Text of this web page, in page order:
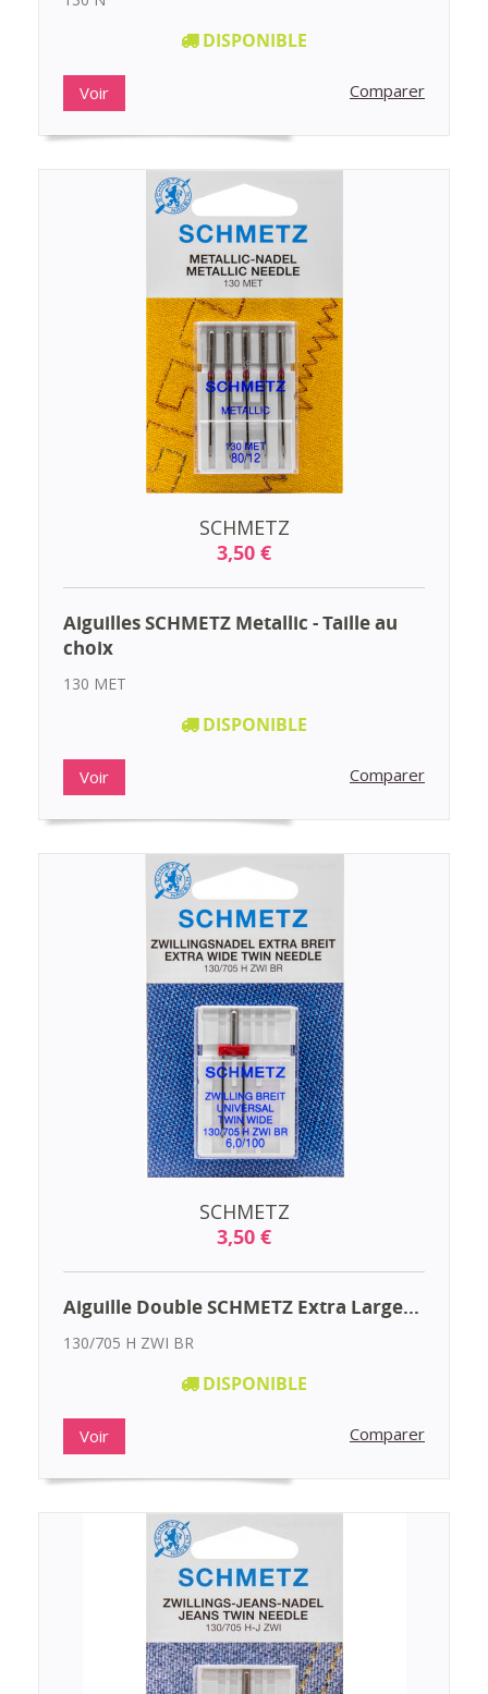
DISPONIBLE
Voir Comparer
SCHMETZ
3,50 €
Aiguilles SCHMETZ Metallic - Taille au
choix
130 MET
DISPONIBLE
Voir Comparer
SCHMETZ
3,50 €
Aiguille Double SCHMETZ Extra Large...
130/705 H ZWI BR
DISPONIBLE
Voir Comparer